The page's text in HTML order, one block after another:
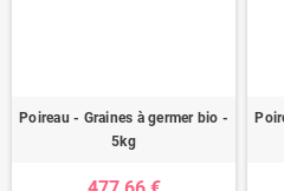
Poireau - Graines à germer bio -
5kg